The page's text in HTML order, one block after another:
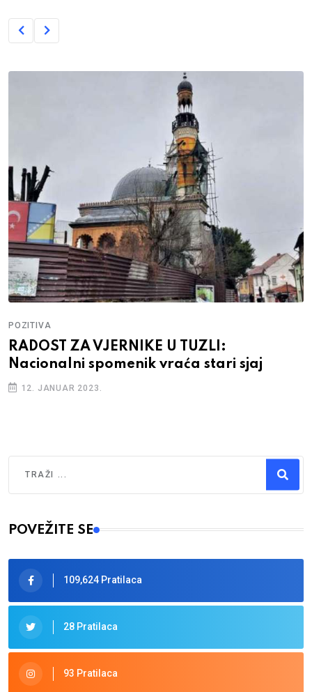
POZITIVA
RADOST ZA VJERNIKE U TUZLI:
Nacionalni spomenik vraća stari sjaj
12. JANUAR 2023.
Type 2 or more characters for results.
POVEŽITE SE
109,624 Pratilaca
28 Pratilaca
93 Pratilaca